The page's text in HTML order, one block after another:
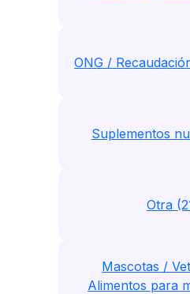
ONG /
Suplementos
Otra
Mascotas /
Alimentos para